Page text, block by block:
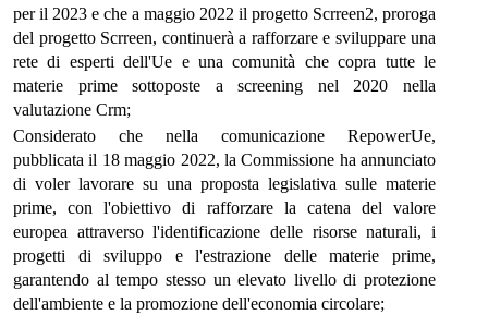
per il 2023 e che a maggio 2022 il progetto Scrreen2, proroga
del progetto Scrreen, continuerà a rafforzare e sviluppare una
rete di esperti dell'Ue e una comunità che copra tutte le
materie prime sottoposte a screening nel 2020 nella
valutazione Crm;
Considerato che nella comunicazione RepowerUe,
pubblicata il 18 maggio 2022, la Commissione ha annunciato
di voler lavorare su una proposta legislativa sulle materie
prime, con l'obiettivo di rafforzare la catena del valore
europea attraverso l'identificazione delle risorse naturali, i
progetti di sviluppo e l'estrazione delle materie prime,
garantendo al tempo stesso un elevato livello di protezione
dell'ambiente e la promozione dell'economia circolare;